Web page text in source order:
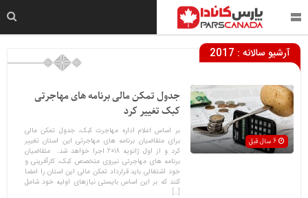
آرشیو سالانه : 2017
جدول تمکن مالی برنامه های مهاجرتی
کبک تغییر کرد
بر اساس اعلام اداره مهاجرت کبک، جدول تمکن مالی
برای متقاضیان برنامه های مهاجرتی این استان تغییر
کرد و از اول ژانویه 2018 اجرا خواهد شد. متقاضیان
برنامه های مهاجرتی نیروی متخصص کبک، کارآفرینی و
خود اشتغالی باید قرارداد تمکن مالی این استان را امضا
کنند که بر این اساس بایستی نیازهای اولیه خود شامل
[…]